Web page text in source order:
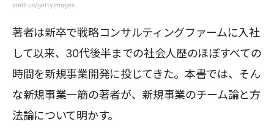
amtitus/gettyimages
著者は新卒で戦略コンサルティングファームに入社
して以来、30代後半までの社会人歴のほぼすべての
時間を新規事業開発に投じてきた。本書では、そん
な新規事業一筋の著者が、新規事業のチーム論と方
法論について明かす。